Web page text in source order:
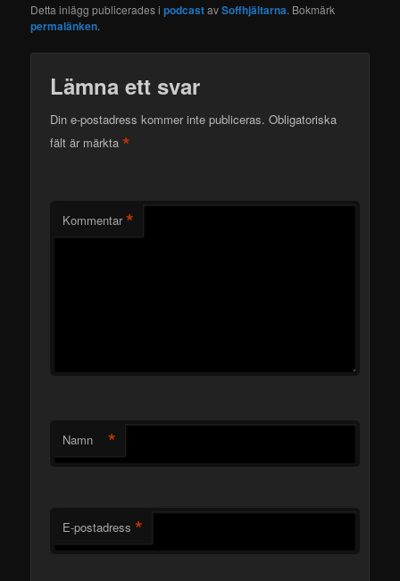
Detta inlägg publicerades ipodcastavSoffhjältarna. Bokmärk
permalänken.
Lämna ett svar
Din e-postadress kommer inte publiceras. Obligatoriska
fält är märkta*
Kommentar *
Namn *
E-postadress *